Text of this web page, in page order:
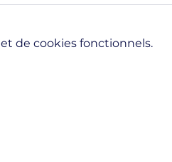
de cookies fonctionnels.